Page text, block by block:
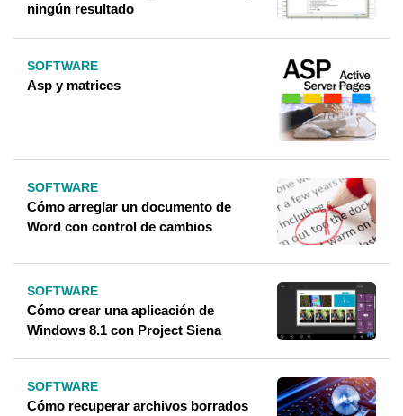
ningún resultado
SOFTWARE
Asp y matrices
SOFTWARE
Cómo arreglar un documento de
Word con control de cambios
SOFTWARE
Cómo crear una aplicación de
Windows 8.1 con Project Siena
SOFTWARE
Cómo recuperar archivos borrados